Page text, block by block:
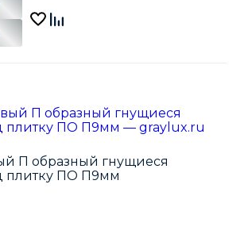
П образный гнущиеся
плитку ПО П9мм